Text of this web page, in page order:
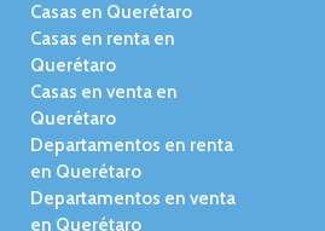
Casas en Querétaro
Casas en renta en
Querétaro
Casas en venta en
Querétaro
Departamentos en renta
en Querétaro
Departamentos en venta
en Querétaro